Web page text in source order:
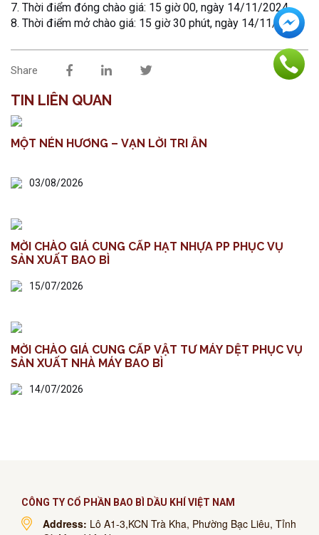
7. Thời điểm đóng chào giá: 15 giờ 00, ngày 14/11/2024
8. Thời điểm mở chào giá: 15 giờ 30 phút, ngày 14/11/2024
Share
TIN LIÊN QUAN
MỘT NÉN HƯƠNG – VẠN LỜI TRI ÂN
03/08/2026
MỜI CHÀO GIÁ CUNG CẤP HẠT NHỰA PP PHỤC VỤ
SẢN XUẤT BAO BÌ
15/07/2026
MỜI CHÀO GIÁ CUNG CẤP VẬT TƯ MÁY DỆT PHỤC VỤ
SẢN XUẤT NHÀ MÁY BAO BÌ
14/07/2026
CÔNG TY CỔ PHẦN BAO BÌ DẦU KHÍ VIỆT NAM
Address: Lô A1-3,KCN Trà Kha, Phường Bạc Liêu, Tỉnh